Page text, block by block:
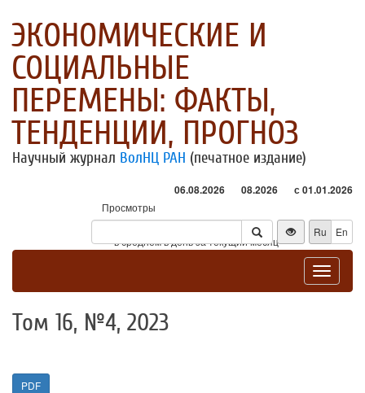
ЭКОНОМИЧЕСКИЕ И
СОЦИАЛЬНЫЕ
ПЕРЕМЕНЫ: ФАКТЫ,
ТЕНДЕНЦИИ, ПРОГНОЗ
Научный журнал ВолНЦ РАН (печатное издание)
06.08.2026 08.2026 с 01.01.2026
Просмотры
Посетители
* - в среднем в день за текущий месяц
Ru En
Toggle
Том 16, №4, 2023
PDF